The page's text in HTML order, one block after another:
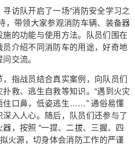
队开启了一场“消防安全学习之
，带领大家参观消防车辆、装备器
的功能与使用方法。队员们围在
介绍不同消防车的用途，好奇地
交流。
战员结合真实案例，向队员们
救、逃生自救等知识。“遇到火灾
住口鼻，低姿逃生……” 通俗易懂
入人心。随后，队员们还参与了
，按照 “一提、二拔、三握、四
火源，切身体会消防工作的严谨